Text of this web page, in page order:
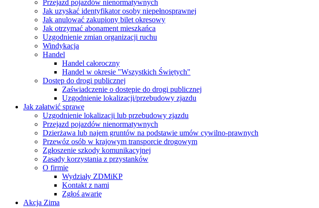
Przejazd pojazdów nienormatywnych
Jak uzyskać identyfikator osoby niepełnosprawnej
Jak anulować zakupiony bilet okresowy
Jak otrzymać abonament mieszkańca
Uzgodnienie zmian organizacji ruchu
Windykacja
Handel
Handel całoroczny
Handel w okresie "Wszystkich Świętych"
Dostęp do drogi publicznej
Zaświadczenie o dostępie do drogi publicznej
Uzgodnienie lokalizacji/przebudowy zjazdu
Jak załatwić sprawę
Uzgodnienie lokalizacji lub przebudowy zjazdu
Przejazd pojazdów nienormatywnych
Dzierżawa lub najem gruntów na podstawie umów cywilno-prawnych
Przewóz osób w krajowym transporcie drogowym
Zgłoszenie szkody komunikacyjnej
Zasady korzystania z przystanków
O firmie
Wydziały ZDMiKP
Kontakt z nami
Zgłoś awarię
Akcja Zima